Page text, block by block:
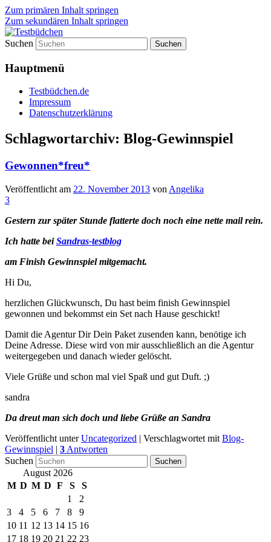
Zum primären Inhalt springen
Zum sekundären Inhalt springen
Testbüdchen
Lifestyle For Living
Suchen
Hauptmenü
Testbüdchen.de
Impressum
Datenschutzerklärung
Schlagwortarchiv: Blog-Gewinnspiel
Gewonnen*freu*
Veröffentlicht am 22. November 2013 von Angelika
3
Gestern zur später Stunde flatterte doch noch eine nette mail rein.
Ich hatte beiSandras-testblog
am Finish Gewinnspiel mitgemacht.
Hi Du,
herzlichen Glückwunsch, Du hast beim finish Gewinnspiel
gewonnen und bekommst ein Set nach Hause geschickt!
Damit die Agentur Dir Dein Paket zusenden kann, benötige ich
Deine Adresse. Diese wird von mir ausschließlich an die Agentur
weitergegeben und danach wieder gelöscht.
Viele Grüße und schon mal viel Spaß und gut Duft. ;)
sandra
Da dreut man sich doch und liebe Grüße an Sandra
Veröffentlicht unter Uncategorized | Verschlagwortet mit Blog-
Gewinnspiel | 3 Antworten
Suchen
August 2026
M D M D F S
S
1
2
3
4 5 6 7 8
9
10 11 12 13 14 15 16
17 18 19 20 21 22 23